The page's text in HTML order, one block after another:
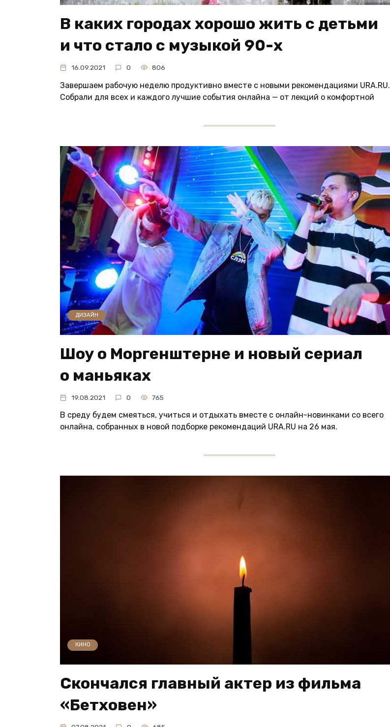
В каких городах хорошо жить с детьми
и что стало с музыкой 90-х
16.09.2021 0 806
Завершаем рабочую неделю продуктивно вместе с новыми рекомендациями URA.RU.
Собрали для всех и каждого лучшие события онлайна — от лекций о комфортной
ДИЗАЙН
Шоу о Моргенштерне и новый сериал
о маньяках
19.08.2021 0 765
В среду будем смеяться, учиться и отдыхать вместе с онлайн-новинками со всего
онлайна, собранных в новой подборке рекомендаций URA.RU на 26 мая.
КИНО
Скончался главный актер из фильма
«Бетховен»